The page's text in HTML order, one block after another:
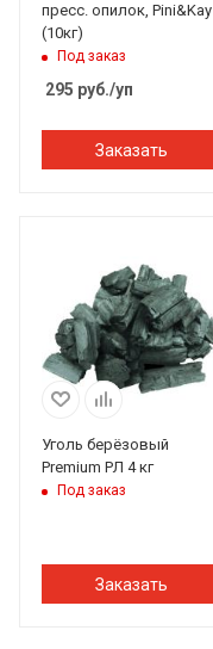
пресс. опилок, Pini&Kay
(10кг)
Под заказ
295 руб./уп
Заказать
Уголь берёзовый
Premium РЛ 4 кг
Под заказ
Заказать